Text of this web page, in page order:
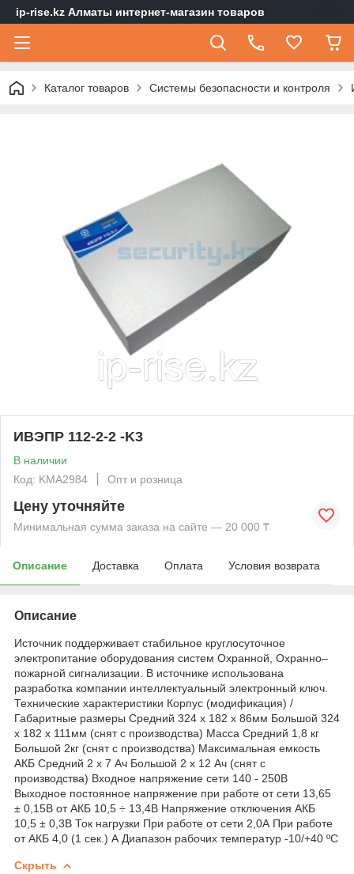
ip-rise.kz Алматы интернет-магазин товаров
Каталог товаров Системы безопасности и контроля
ИВЭПР 112-2-2 -K3
В наличии
Код: KMА2984
Опт и розница
Цену уточняйте
Минимальная сумма заказа на сайте — 20 000 ₸
Описание Доставка Оплата Условия возврата
Описание
Источник поддерживает стабильное круглосуточное
электропитание оборудования систем Охранной, Охранно–
пожарной сигнализации. В источнике использована
разработка компании интеллектуальный электронный ключ.
Технические характеристики Корпус (модификация) /
Габаритные размеры Средний 324 х 182 х 86мм Большой 324
х 182 х 111мм (снят с производства) Масса Средний 1,8 кг
Большой 2кг (снят с производства) Максимальная емкость
АКБ Средний 2 x 7 Ач Большой 2 x 12 Ач (снят с
производства) Входное напряжение сети 140 - 250В
Выходное постоянное напряжение при работе от сети 13,65
± 0,15В от АКБ 10,5 ÷ 13,4В Напряжение отключения АКБ
10,5 ± 0,3В Ток нагрузки При работе от сети 2,0А При работе
от АКБ 4,0 (1 сек.) А Диапазон рабочих температур -10/+40 ºC
Скрыть